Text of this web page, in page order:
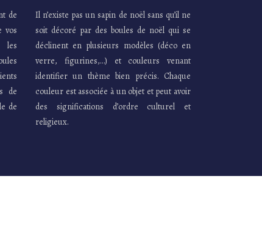
de
vos
les
de
de
Il n’existe pas un sapin de noël sans qu’il ne
soit décoré par des boules de noël qui se
déclinent en plusieurs modèles (déco en
verre, figurines,…) et couleurs venant
identifier un thème bien précis. Chaque
couleur est associée à un objet et peut avoir
des significations d’ordre culturel et
religieux.